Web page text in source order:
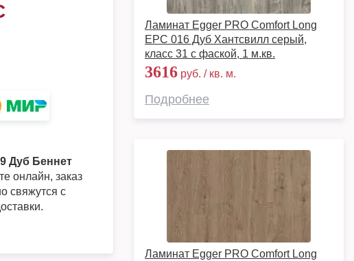
Дуб Беннет
онлайн, заказ
свяжутся с
Ламинат Egger PRO Comfort Long
EPC 016 Дуб Хантсвилл серый,
класс 31 с фаской, 1 м.кв.
3616 руб. / кв. м.
Подробнее
Ламинат Egger PRO Comfort Long